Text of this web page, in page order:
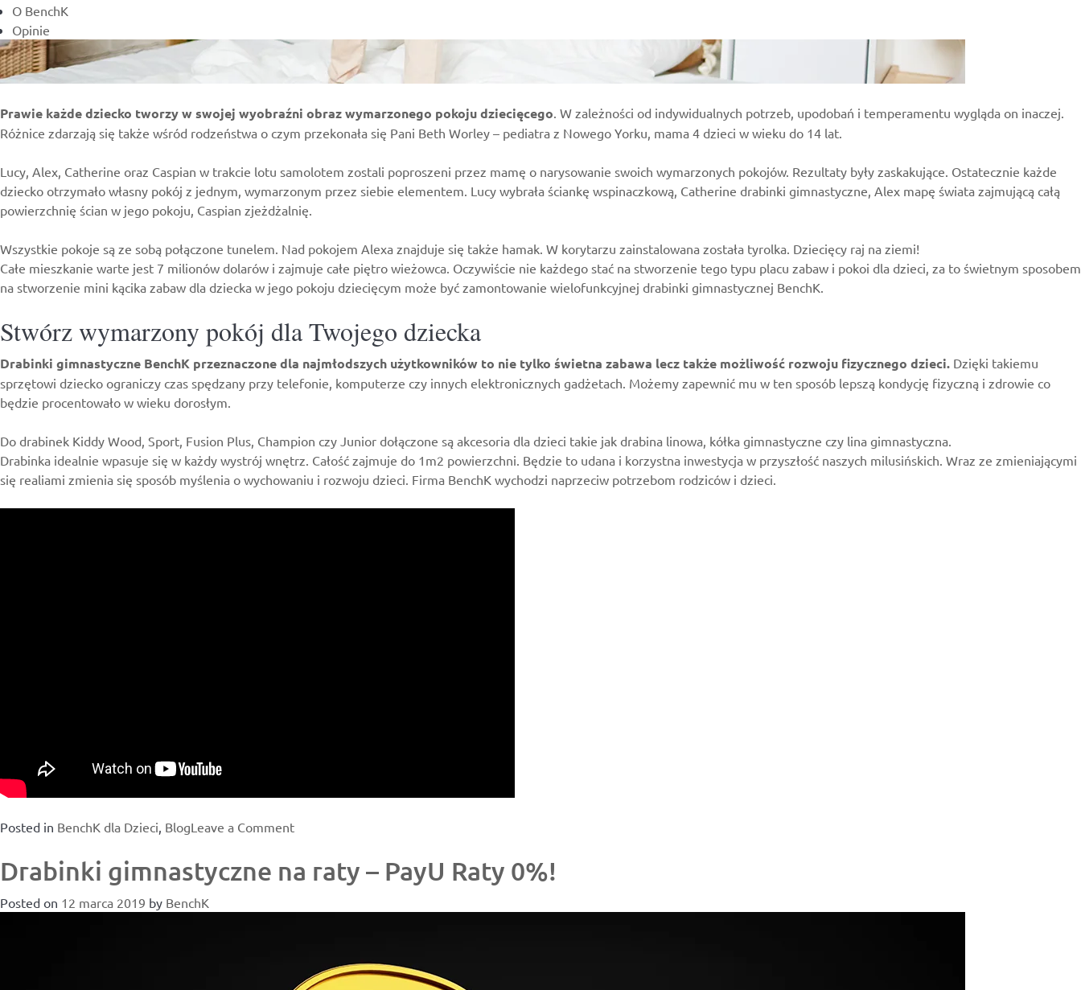
O BenchK
Opinie
Prawie każde dziecko tworzy w swojej wyobraźni obraz wymarzonego pokoju dziecięcego. W zależności od indywidualnych potrzeb, upodobań i temperamentu wygląda on inaczej.
Różnice zdarzają się także wśród rodzeństwa o czym przekonała się Pani Beth Worley – pediatra z Nowego Yorku, mama 4 dzieci w wieku do 14 lat.
Lucy, Alex, Catherine oraz Caspian w trakcie lotu samolotem zostali poproszeni przez mamę o narysowanie swoich wymarzonych pokojów. Rezultaty były zaskakujące. Ostatecznie każde
dziecko otrzymało własny pokój z jednym, wymarzonym przez siebie elementem. Lucy wybrała ściankę wspinaczkową, Catherine drabinki gimnastyczne, Alex mapę świata zajmującą całą
powierzchnię ścian w jego pokoju, Caspian zjeżdżalnię.
Wszystkie pokoje są ze sobą połączone tunelem. Nad pokojem Alexa znajduje się także hamak. W korytarzu zainstalowana została tyrolka. Dziecięcy raj na ziemi!
Całe mieszkanie warte jest 7 milionów dolarów i zajmuje całe piętro wieżowca. Oczywiście nie każdego stać na stworzenie tego typu placu zabaw i pokoi dla dzieci, za to świetnym sposobem
na stworzenie mini kącika zabaw dla dziecka w jego pokoju dziecięcym może być zamontowanie wielofunkcyjnej drabinki gimnastycznej BenchK.
Stwórz wymarzony pokój dla Twojego dziecka
Drabinki gimnastyczne BenchK przeznaczone dla najmłodszych użytkowników to nie tylko świetna zabawa lecz także możliwość rozwoju fizycznego dzieci. Dzięki takiemu
sprzętowi dziecko ograniczy czas spędzany przy telefonie, komputerze czy innych elektronicznych gadżetach. Możemy zapewnić mu w ten sposób lepszą kondycję fizyczną i zdrowie co
będzie procentowało w wieku dorosłym.
Do drabinek Kiddy Wood, Sport, Fusion Plus, Champion czy Junior dołączone są akcesoria dla dzieci takie jak drabina linowa, kółka gimnastyczne czy lina gimnastyczna.
Drabinka idealnie wpasuje się w każdy wystrój wnętrz. Całość zajmuje do 1m2 powierzchni. Będzie to udana i korzystna inwestycja w przyszłość naszych milusińskich. Wraz ze zmieniającymi
się realiami zmienia się sposób myślenia o wychowaniu i rozwoju dzieci. Firma BenchK wychodzi naprzeciw potrzebom rodziców i dzieci.
Posted in BenchK dla Dzieci, BlogLeave a Commenton
pokój
dziecka,
indywidualnych
potrzeb,
Drabinki gimnastyczne na raty – PayU Raty 0%!
Posted on 12 marca 2019 by BenchK